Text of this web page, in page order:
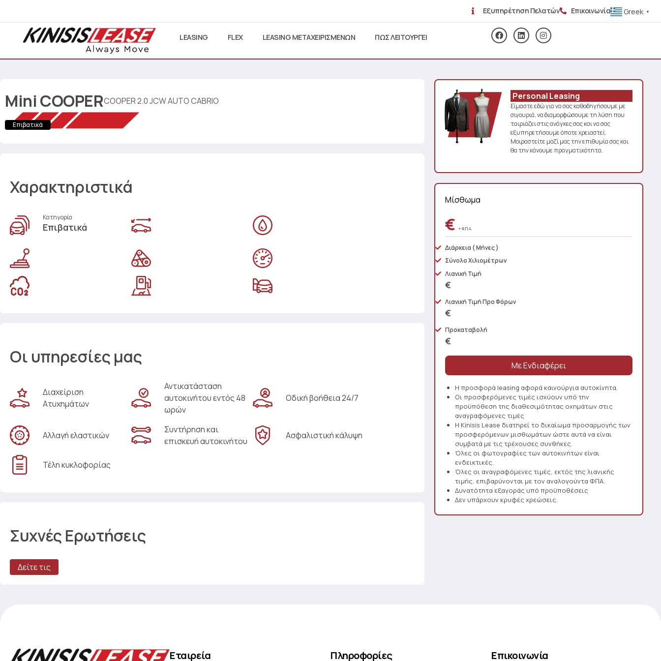
Εξυπηρέτηση Πελατών Επικοινωνία Greek ▼
LEASING FLEX LEASING ΜΕΤΑΧΕΙΡΙΣΜΕΝΩΝ ΠΩΣ ΛΕΙΤΟΥΡΓΕΙ
Mini COOPERCOOPER 2.0 JCW AUTO CABRIO
Επιβατικά
Χαρακτηριστικά
Κατηγορία
Επιβατικά
Οι υπηρεσίες μας
Διαχείριση
Ατυχημάτων
Αντικατάσταση
αυτοκινήτου εντός 48
ωρών
Οδική βοήθεια 24/7
Αλλαγή ελαστικών
Συντήρηση και
επισκευή αυτοκινήτου
Ασφαλιστική κάλυψη
Τέλη κυκλοφορίας
Συχνές Ερωτήσεις
Δείτε τις
Personal Leasing
Είμαστε εδώ για να σας καθοδηγήσουμε με
σιγουριά, να διαμορφώσουμε τη λύση που
ταιριάζει στις ανάγκες σας και να σας
εξυπηρετήσουμε όποτε χρειαστεί.
Μοιραστείτε μαζί μας την επιθυμία σας και
θα την κάνουμε πραγματικότητα.
Μίσθωμα
€+ Φ.Π.Α.
Διάρκεια ( Μήνες )
Σύνολο Χιλιομέτρων
Λιανική Τιμή
€
Λιανική Τιμή Προ Φόρων
€
Προκαταβολή
€
Η προσφορά leasing αφορά καινούργια αυτοκίνητα.
Οι προσφερόμενες τιμές ισχύουν υπό την
προϋπόθεση της διαθεσιμότητας οχημάτων στις
αναγραφόμενες τιμές
Η Kinisis Lease διατηρεί το δικαίωμα προσαρμογής των
προσφερόμενων μισθωμάτων ώστε αυτά να είναι
συμβατά με τις τρέχουσες συνθήκες.
Όλες οι φωτογραφίες των αυτοκινήτων είναι
ενδεικτικές.
Όλες οι αναγραφόμενες τιμές, εκτός της λιανικής
τιμής, επιβαρύνονται με τον αναλογούντα ΦΠΑ.
Δυνατότητα εξαγοράς υπό προϋποθέσεις
Δεν υπάρχουν κρυφές χρεώσεις.
Εταιρεία Πληροφορίες Επικοινωνία